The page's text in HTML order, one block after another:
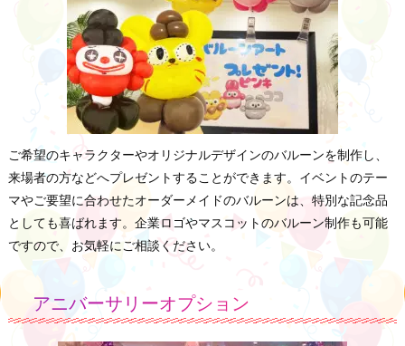
ご希望のキャラクターやオリジナルデザインのバルーンを制作し、
来場者の方などへプレゼントすることができます。イベントのテー
マやご要望に合わせたオーダーメイドのバルーンは、特別な記念品
としても喜ばれます。企業ロゴやマスコットのバルーン制作も可能
ですので、お気軽にご相談ください。
アニバーサリーオプション